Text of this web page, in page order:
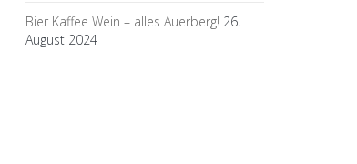
Bier Kaffee Wein – alles Auerberg! 26.
August 2024